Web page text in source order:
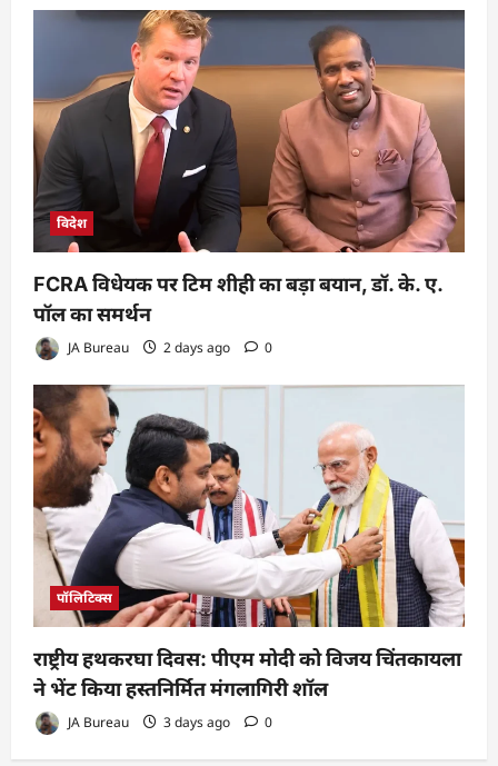
विदेश
FCRA विधेयक पर टिम शीही का बड़ा बयान, डॉ. के. ए.
पॉल का समर्थन
JA Bureau 2 days ago 0
पॉलिटिक्स
राष्ट्रीय हथकरघा दिवस: पीएम मोदी को विजय चिंतकायला
ने भेंट किया हस्तनिर्मित मंगलागिरी शॉल
JA Bureau 3 days ago 0